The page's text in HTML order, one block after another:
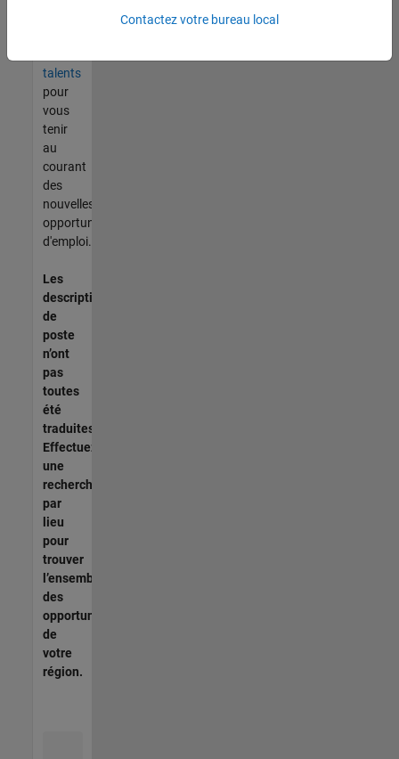
talents
pour
vous
tenir
au
courant
des
nouvelles
opportunités
d'emploi.
Les
descriptions
de
poste
n’ont
pas
toutes
été
traduites.
Effectuez
une
recherche
par
lieu
pour
trouver
l’ensemble
des
opportunités
de
votre
région.
Contactez votre bureau local